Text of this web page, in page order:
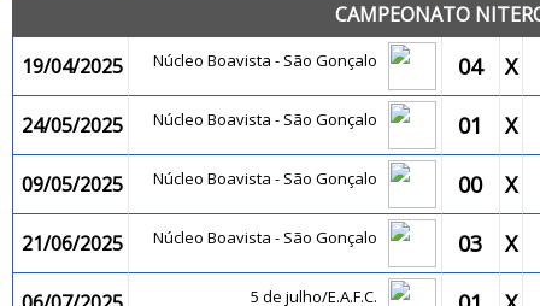
CAMPEONATO
19/04/2025
Núcleo Boavista - São Gonçalo 04 X
24/05/2025 Núcleo Boavista - São Gonçalo 01 X
09/05/2025 Núcleo Boavista - São Gonçalo 00 X
21/06/2025 Núcleo Boavista - São Gonçalo 03 X
5 de julho/E.A.F.C.